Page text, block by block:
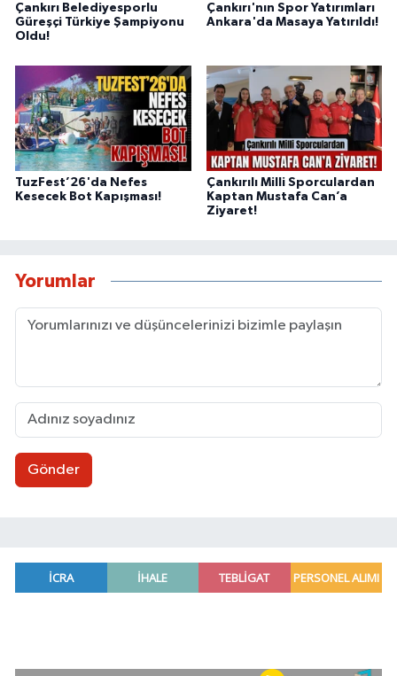
Çankırı Belediyesporlu
Güreşçi Türkiye Şampiyonu
Oldu!
Çankırı'nın Spor Yatırımları
Ankara'da Masaya Yatırıldı!
TuzFest’26'da Nefes
Kesecek Bot Kapışması!
Çankırılı Milli Sporculardan
Kaptan Mustafa Can’a
Ziyaret!
Yorumlar
Gönder